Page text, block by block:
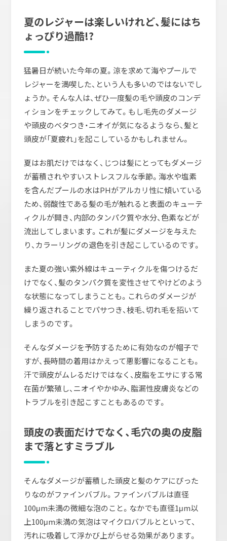
夏のレジャーは楽しいけれど、髪にはち
ょっぴり過酷!?
猛暑日が続いた今年の夏。涼を求めて海やプールで
レジャーを満喫した、という人も多いのではないでし
ょうか。そんな人は、ぜひ一度髪の毛や頭皮のコンデ
ィションをチェックしてみて。もし毛先のダメージ
や頭皮のベタつき・ニオイが気になるようなら、髪と
頭皮が「夏疲れ」を起こしているかもしれません。
夏はお肌だけではなく、じつは髪にとってもダメージ
が蓄積されやすいストレスフルな季節。海水や塩素
を含んだプールの水はPHがアルカリ性に傾いている
ため、弱酸性である髪の毛が触れると表面のキューテ
ィクルが開き、内部のタンパク質や水分、色素などが
流出してしまいます。これが髪にダメージを与えた
り、カラーリングの退色を引き起こしているのです。
また夏の強い紫外線はキューティクルを傷つけるだ
けでなく、髪のタンパク質を変性させてやけどのよう
な状態になってしまうことも。これらのダメージが
繰り返されることでパサつき、枝毛、切れ毛を招いて
しまうのです。
そんなダメージを予防するために有効なのが帽子で
すが、長時間の着用はかえって悪影響になることも。
汗で頭皮がムレるだけではなく、皮脂をエサにする常
在菌が繁殖し、ニオイやかゆみ、脂漏性皮膚炎などの
トラブルを引き起こすこともあるのです。
頭皮の表面だけでなく、毛穴の奥の皮脂
まで落とすミラブル
そんなダメージが蓄積した頭皮と髪のケアにぴった
りなのがファインバブル。ファインバブルは直径
100μm未満の微細な泡のこと。なかでも直径1μm以
上100μm未満の気泡はマイクロバブルとといって、
汚れに吸着して浮かび上がらせる効果があります。